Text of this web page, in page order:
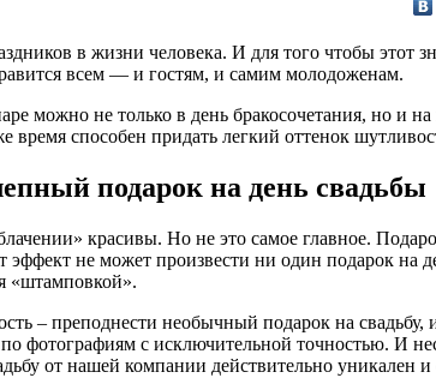
в жизни человека. И для того чтобы этот
всем — и гостям, и самим молодоженам.
можно не только в день бракосочетания, но
время способен придать легкий оттенок
подарок на день свадьбы
красивы. Но не это самое главное.
эффект не может произвести ни один подарок
«штамповкой».
– преподнести необычный подарок на
фотографиям с исключительной точностью. И
от нашей компании действительно уникален и